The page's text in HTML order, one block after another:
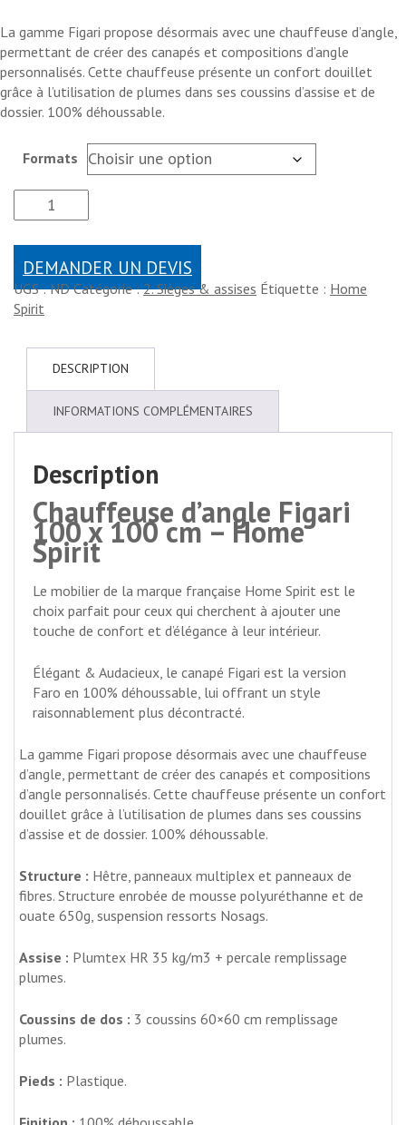
La gamme Figari propose désormais avec une chauffeuse d’angle,
permettant de créer des canapés et compositions d’angle
personnalisés. Cette chauffeuse présente un confort douillet
grâce à l’utilisation de plumes dans ses coussins d’assise et de
dossier. 100% déhoussable.
Formats
DEMANDER UN DEVIS
UGS :ND Catégorie :2. Sièges & assises Étiquette : Home
Spirit
DESCRIPTION
INFORMATIONS COMPLÉMENTAIRES
Description
Chauffeuse d’angle Figari
100 x 100 cm – Home
Spirit
Le mobilier de la marque française Home Spirit est le
choix parfait pour ceux qui cherchent à ajouter une
touche de confort et d’élégance à leur intérieur.
Élégant & Audacieux, le canapé Figari est la version
Faro en 100% déhoussable, lui offrant un style
raisonnablement plus décontracté.
La gamme Figari propose désormais avec une chauffeuse
d’angle, permettant de créer des canapés et compositions
d’angle personnalisés. Cette chauffeuse présente un confort
douillet grâce à l’utilisation de plumes dans ses coussins
d’assise et de dossier. 100% déhoussable.
Structure : Hêtre, panneaux multiplex et panneaux de
fibres. Structure enrobée de mousse polyuréthanne et de
ouate 650g, suspension ressorts Nosags.
Assise : Plumtex HR 35 kg/m3 + percale remplissage
plumes.
Coussins de dos : 3 coussins 60×60 cm remplissage
plumes.
Pieds : Plastique.